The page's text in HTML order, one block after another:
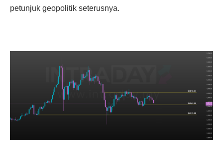
petunjuk geopolitik seterusnya.